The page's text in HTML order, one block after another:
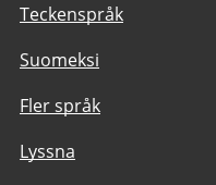
Teckenspråk
Suomeksi
Fler språk
Lyssna